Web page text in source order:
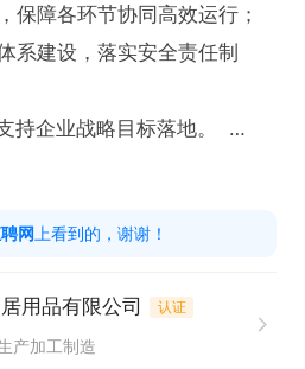
保障各环节协同高效运行；
系建设，落实安全责任制
持企业战略目标落地。
；
能力和现场管控经验；
能力与团队领导力；
网 上看到的，谢谢！
用品有限公司 认证
产加工制造